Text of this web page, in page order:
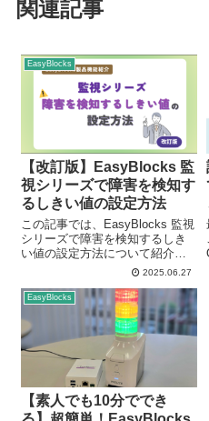
関連記事
EasyBlocks
【改訂版】EasyBlocks 監
視シリーズで障害を検知す
るしきい値の設定方法
この記事では、EasyBlocks 監視
シリーズで障害を検知するしき
い値の設定方法について紹介し
ていきます！ これまでの
Ping監視のしきい値を調整する
際に、ユーザー定義からnagios
用コマンドとし...
2025.06.27
EasyBlocks
【素人でも10分ででき